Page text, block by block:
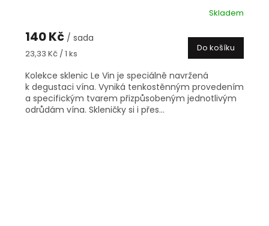
Skladem
140 Kč / sada
Měrná
23,33 Kč / 1 ks
Do košíku
Kolekce sklenic Le Vin je speciálně navržená
k degustaci vína. Vyniká tenkostěnným provedením
a specifickým tvarem přizpůsobeným jednotlivým
odrůdám vína. Skleničky si i přes...